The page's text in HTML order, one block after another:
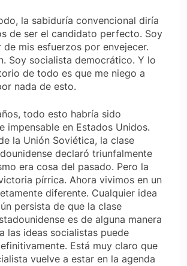
la sabiduría convencional diría
de ser el candidato perfecto. Soy
de mis esfuerzos por envejecer.
Soy socialista democrático. Y lo
de todo es que me niego a
nada de esto.
todo esto habría sido
impensable en Estados Unidos.
la Unión Soviética, la clase
declaró triunfalmente
era cosa del pasado. Pero la
pírrica. Ahora vivimos en un
diferente. Cualquier idea
persista de que la clase
es de alguna manera
las ideas socialistas puede
Está muy claro que
vuelve a estar en la agenda